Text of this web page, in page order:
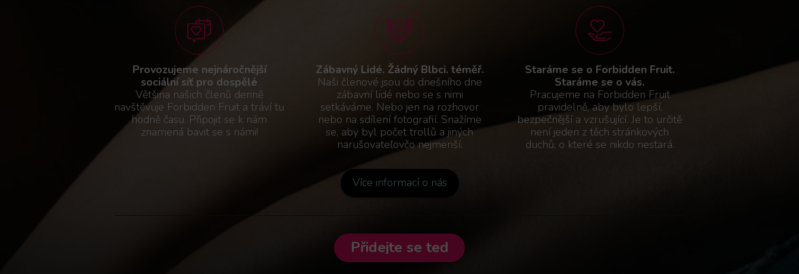
Provozujeme nejnáročnější
sociální síť pro dospělé
Většina našich členů denně
navštěvuje Forbidden Fruit a tráví tu
hodně času. Připojit se k nám
znamená bavit se s námi!
Zábavný Lidé. Žádný Blbci. téměř.
Naši členové jsou do dnešního dne
zábavní lidé nebo se s nimi
setkáváme. Nebo jen na rozhovor
nebo na sdílení fotografií. Snažíme
se, aby byl počet trollů a jiných
narušovateľovčo nejmenší.
Staráme se o Forbidden Fruit.
Staráme se o vás.
Pracujeme na Forbidden Fruit
pravidelně, aby bylo lepší,
bezpečnější a vzrušující. Je to určitě
není jeden z těch stránkových
duchů, o které se nikdo nestará.
Více informací o nás
Přidejte se teď